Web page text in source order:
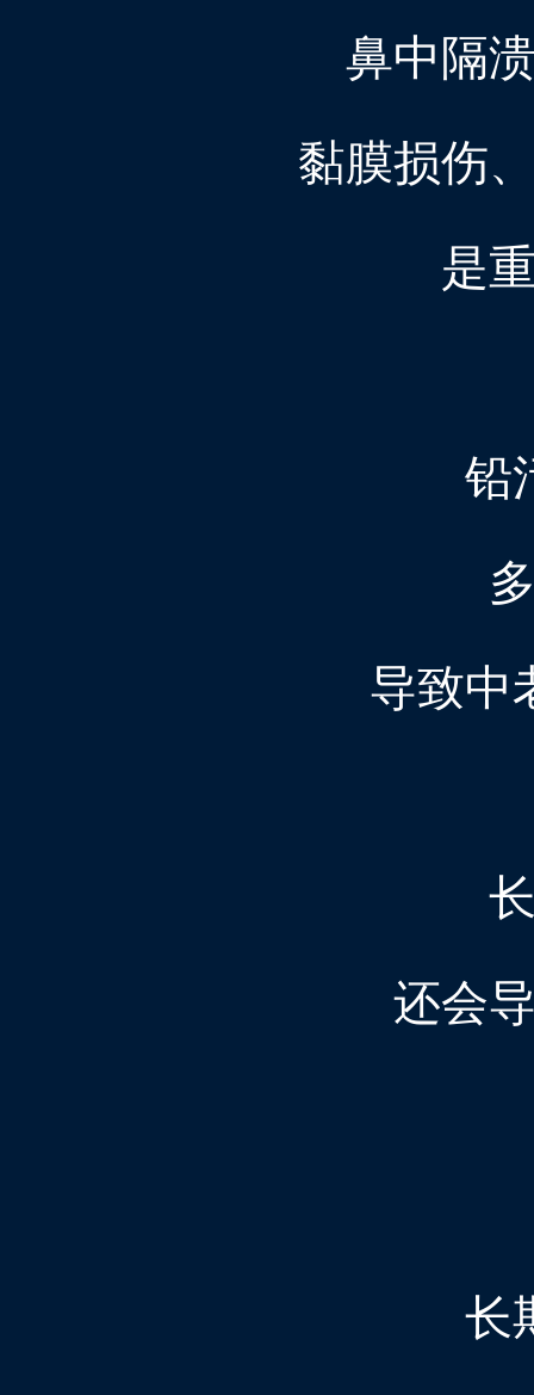
鼻中隔
黏膜损伤
是
铅
导致中
还会
长